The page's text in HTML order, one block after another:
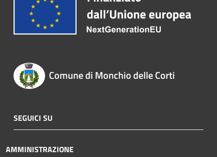
Comune di Monchio delle Corti
SEGUICI SU
AMMINISTRAZIONE